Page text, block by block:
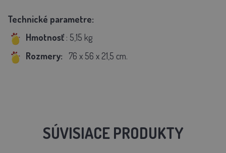
Technické parametre:
Hmotnosť: 5,15 kg
Rozmery:
76 x 56 x 21,5 cm.
SÚVISIACE PRODUKTY